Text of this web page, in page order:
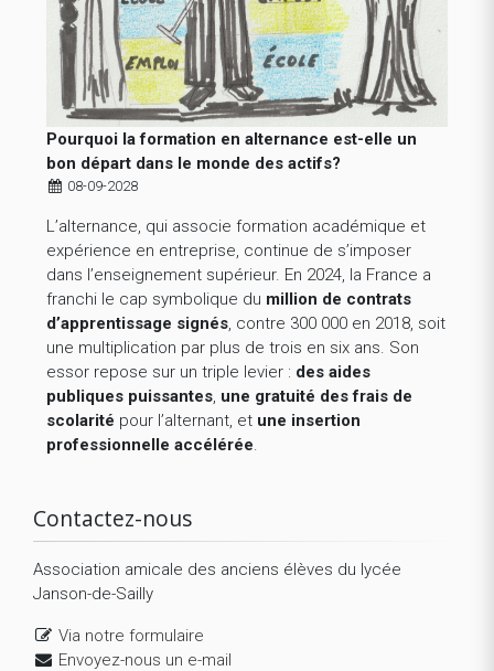
Pourquoi la formation en alternance est-elle un
bon départ dans le monde des actifs?
08-09-2028
L’alternance, qui associe formation académique et
expérience en entreprise, continue de s’imposer
dans l’enseignement supérieur. En 2024, la France a
franchi le cap symbolique du million de contrats
d’apprentissage signés, contre 300 000 en 2018, soit
une multiplication par plus de trois en six ans. Son
essor repose sur un triple levier : des aides
publiques puissantes, une gratuité des frais de
scolarité pour l’alternant, et une insertion
professionnelle accélérée.
Contactez-nous
Association amicale des anciens élèves du lycée
Janson-de-Sailly
Via notre formulaire
Envoyez-nous un e-mail